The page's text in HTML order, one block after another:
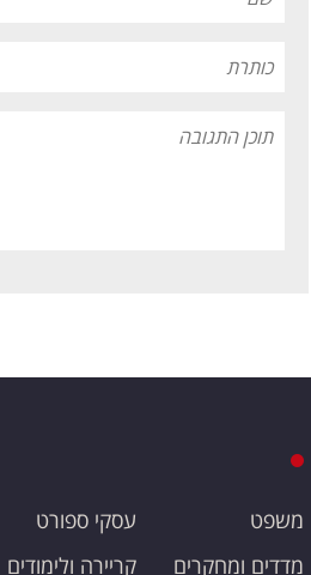
משפט
מדדים ומחקרים
עסקי ספורט
קריירה ולימודים